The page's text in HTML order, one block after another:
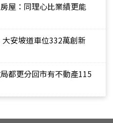
屋：同理心比業績更能
安坡道車位332萬創新
都更分回市有不動產115